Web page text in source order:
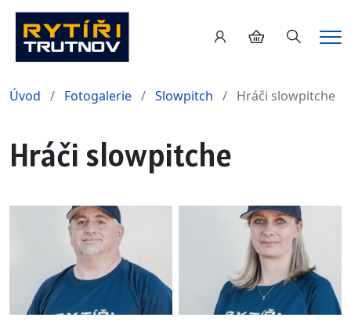
Hledání
Úvod Fotogalerie Slowpitch Hráči slowpitche
Hráči slowpitche